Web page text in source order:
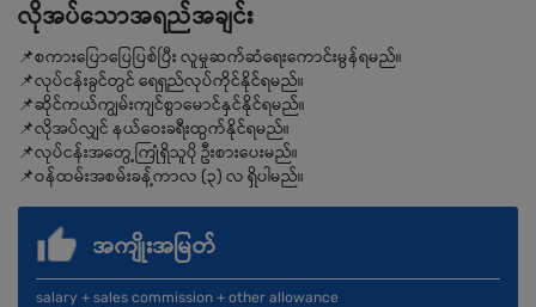
လိုအပ်သောအရည်အချင်း
📌စကားပြောပြေပြစ်ပြီး လူမှုဆက်ဆံရေးကောင်းမွန်ရမည်။
📌လုပ်ငန်းခွင်တွင် ရေရှည်လုပ်ကိုင်နိုင်ရမည်။
📌ဆိုင်ကယ်ကျွမ်းကျင်စွာမောင်နှင်နိုင်ရမည်။
📌လိုအပ်လျှင် နယ်ဝေးခရီးထွက်နိုင်ရမည်။
📌လုပ်ငန်းအတွေ့ကြုံရှိသူပို ဦးစားပေးမည်။
📌ဝန်ထမ်းအစမ်းခန့်ကာလ (၃) လ ရှိပါမည်။
အကျိုးအမြတ်
salary + sales commission + other allowance